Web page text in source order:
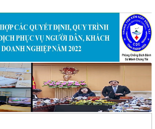
định chế độ áp dụng biện pháp xử lý hành
phường, thị trấn
chi tiết Luật Xử lý vi phạm hành chính về
vi phạm hành chính
tác tuyên truyền, đấu tranh phản bác về
01/2026
LÝ NGƯỜI MẮC COVID-19 TẠI NHÀ